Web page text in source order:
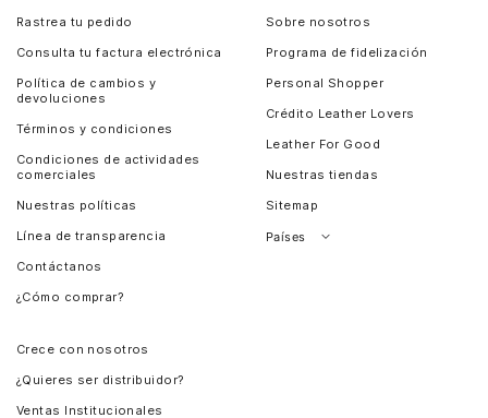
Rastrea tu pedido
Consulta tu factura electrónica
Política de cambios y
devoluciones
Términos y condiciones
Condiciones de actividades
comerciales
Nuestras políticas
Línea de transparencia
Contáctanos
¿Cómo comprar?
Sobre nosotros
Programa de fidelización
Personal Shopper
Crédito Leather Lovers
Leather For Good
Nuestras tiendas
Sitemap
Países
Crece con nosotros
¿Quieres ser distribuidor?
Ventas Institucionales